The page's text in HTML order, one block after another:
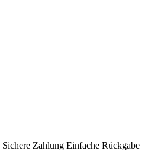
Sichere Zahlung Einfache Rückgabe